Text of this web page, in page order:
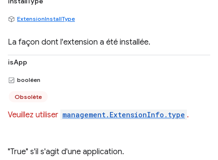
ExtensionInstallType
La façon dont l'extension a été installée.
isApp
booléen
Obsolète
Veuillez utiliser management.ExtensionInfo.type .
"True" s'il s'agit d'une application.